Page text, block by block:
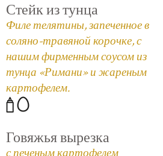
Стейк из тунца
Филе телятины, запеченное в
соляно-травяной корочке, с
нашим фирменным соусом из
тунца «Римани» и жареным
картофелем.
Говяжья вырезка